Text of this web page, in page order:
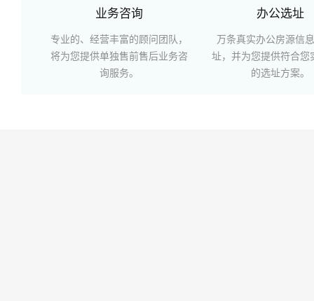
业务咨询
专业的、经营丰富的顾问团队，
将为您提供单独售前售后业务咨
询服务。
办公选址
万条真实办公房源信
址，并为您提供符合您
的选址方案。